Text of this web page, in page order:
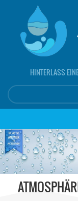
HINTERLASS